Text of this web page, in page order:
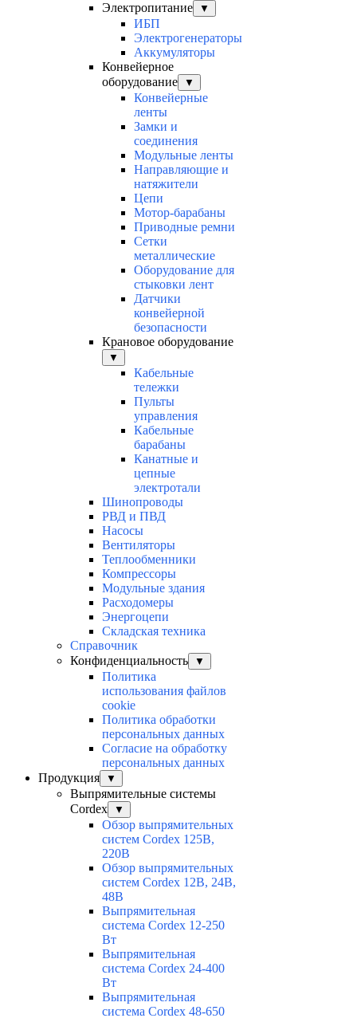
Электропитание
▼
ИБП
Электрогенераторы
Аккумуляторы
Конвейерное
оборудование
▼
Конвейерные
ленты
Замки и
соединения
Модульные ленты
Направляющие и
натяжители
Цепи
Мотор-барабаны
Приводные ремни
Сетки
металлические
Оборудование для
стыковки лент
Датчики
конвейерной
безопасности
Крановое оборудование
▼
Кабельные
тележки
Пульты
управления
Кабельные
барабаны
Канатные и
цепные
электротали
Шинопроводы
РВД и ПВД
Насосы
Вентиляторы
Теплообменники
Компрессоры
Модульные здания
Расходомеры
Энергоцепи
Складская техника
Справочник
Конфиденциальность
▼
Политика
использования файлов
cookie
Политика обработки
персональных данных
Согласие на обработку
персональных данных
Продукция
▼
Выпрямительные системы
Cordex
▼
Обзор выпрямительных
систем Cordex 125В,
220В
Обзор выпрямительных
систем Cordex 12В, 24В,
48В
Выпрямительная
система Cordex 12-250
Вт
Выпрямительная
система Cordex 24-400
Вт
Выпрямительная
система Cordex 48-650